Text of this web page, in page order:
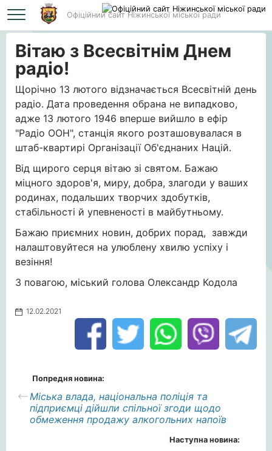
Офіційний сайт Ніжинської міської ради
Головна Вітаю з Всесвітнім Днем радіо!
Вітаю з Всесвітнім Днем
радіо!
Щорічно 13 лютого відзначається Всесвітній день
радіо. Дата проведення обрана не випадково,
адже 13 лютого 1946 вперше вийшло в ефір
"Радіо ООН", станція якого розташовувалася в
штаб-квартирі Організації Об'єднаних Націй.
Від щирого серця вітаю зі святом. Бажаю
міцного здоров'я, миру, добра, злагоди у ваших
родинах, подальших творчих здобутків,
стабільності й упевненості в майбутньому.
Бажаю приємних новин, добрих порад, завжди
налаштовуйтеся на улюблену хвилю успіху і
везіння!
З повагою, міський голова Олександр Кодола
12.02.2021
Попредня новина:
Міська влада, національна поліція та
підприємці дійшли спільної згоди щодо
обмеження продажу алкогольних напоїв
Наступна новина: